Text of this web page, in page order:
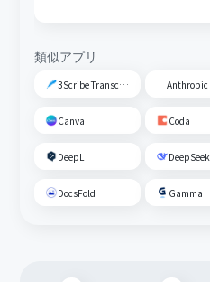
類似アプリ
3Scribe Transcription
Canva Coda
DeepL DeepSeek
DocsFold Gamma